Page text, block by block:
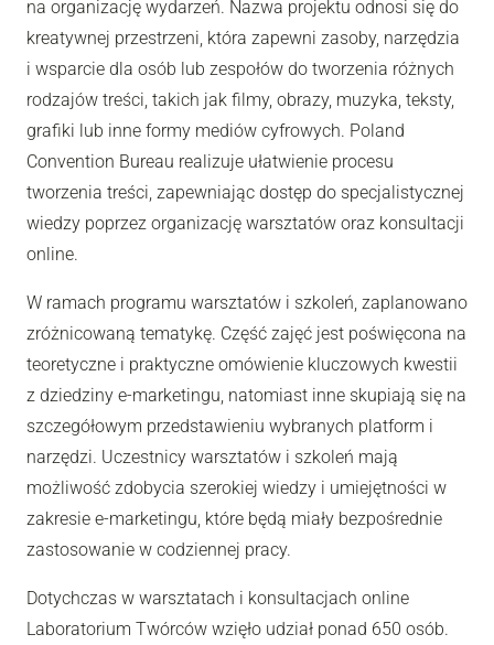
na organizację wydarzeń. Nazwa projektu odnosi się do
kreatywnej przestrzeni, która zapewni zasoby, narzędzia
i wsparcie dla osób lub zespołów do tworzenia różnych
rodzajów treści, takich jak filmy, obrazy, muzyka, teksty,
grafiki lub inne formy mediów cyfrowych. Poland
Convention Bureau realizuje ułatwienie procesu
tworzenia treści, zapewniając dostęp do specjalistycznej
wiedzy poprzez organizację warsztatów oraz konsultacji
online.
W ramach programu warsztatów i szkoleń, zaplanowano
zróżnicowaną tematykę. Część zajęć jest poświęcona na
teoretyczne i praktyczne omówienie kluczowych kwestii
z dziedziny e-marketingu, natomiast inne skupiają się na
szczegółowym przedstawieniu wybranych platform i
narzędzi. Uczestnicy warsztatów i szkoleń mają
możliwość zdobycia szerokiej wiedzy i umiejętności w
zakresie e-marketingu, które będą miały bezpośrednie
zastosowanie w codziennej pracy.
Dotychczas w warsztatach i konsultacjach online
Laboratorium Twórców wzięło udział ponad 650 osób.